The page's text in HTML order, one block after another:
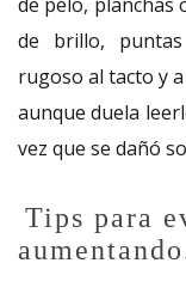
de brillo,
rugoso al tacto y
aunque duela
vez que se dañó
Tips para